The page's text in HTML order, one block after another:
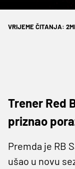
VRIJEME ČITANJA:
Trener Red
priznao
Premda je RB
ušao u novu